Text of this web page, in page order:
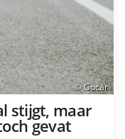
© Gocar
stijgt, maar
gevat